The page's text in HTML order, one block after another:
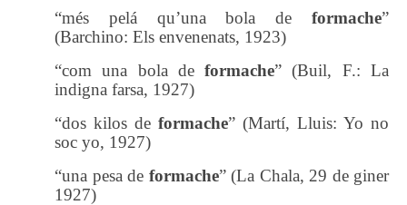
“més pelá qu’una bola de formache”
(Barchino: Els envenenats, 1923)
“com una bola deformache”(Buil, F.: La
indigna farsa, 1927)
“dos kilos de formache” (Martí, Lluis: Yo no
soc yo, 1927)
“una pesa de formache” (La Chala, 29 de giner
1927)